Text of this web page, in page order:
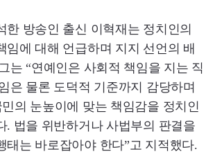
한 방송인 출신 이혁재는 정치인의
임에 대해 언급하며 지지 선언의 배
는 “연예인은 사회적 책임을 지는 직
은 물론 도덕적 기준까지 감당하며
의 눈높이에 맞는 책임감을 정치인
. 법을 위반하거나 사법부의 판결을
태는 바로잡아야 한다”고 지적했다.